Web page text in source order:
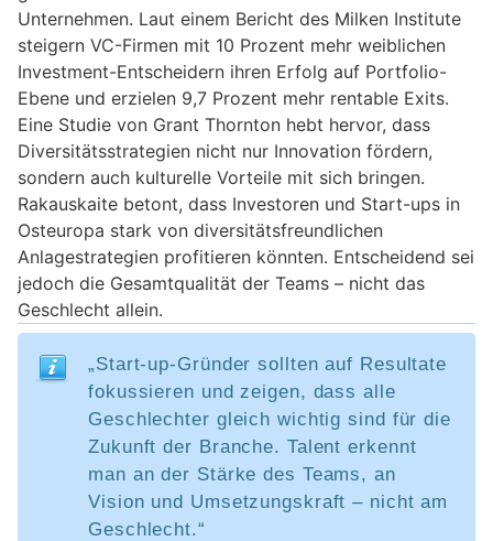
Unternehmen. Laut einem Bericht des Milken Institute
steigern VC-Firmen mit 10 Prozent mehr weiblichen
Investment-Entscheidern ihren Erfolg auf Portfolio-
Ebene und erzielen 9,7 Prozent mehr rentable Exits.
Eine Studie von Grant Thornton hebt hervor, dass
Diversitätsstrategien nicht nur Innovation fördern,
sondern auch kulturelle Vorteile mit sich bringen.
Rakauskaite betont, dass Investoren und Start-ups in
Osteuropa stark von diversitätsfreundlichen
Anlagestrategien profitieren könnten. Entscheidend sei
jedoch die Gesamtqualität der Teams – nicht das
Geschlecht allein.
„Start-up-Gründer sollten auf Resultate
fokussieren und zeigen, dass alle
Geschlechter gleich wichtig sind für die
Zukunft der Branche. Talent erkennt
man an der Stärke des Teams, an
Vision und Umsetzungskraft – nicht am
Geschlecht.“